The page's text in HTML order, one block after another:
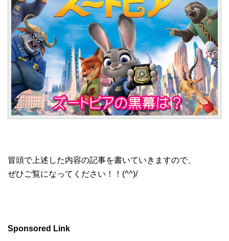
冒頭で上述した内容の記事を書いていきますので、
ぜひご覧になってください！！(^^)/
Sponsored Link